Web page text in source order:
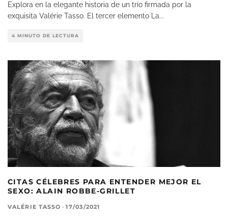
Explora en la elegante historia de un trío firmada por la
exquisita Valérie Tasso. El tercer elemento La...
4 MINUTO DE LECTURA
CITAS CÉLEBRES PARA ENTENDER MEJOR EL
SEXO: ALAIN ROBBE-GRILLET
VALÉRIE TASSO · 17/03/2021